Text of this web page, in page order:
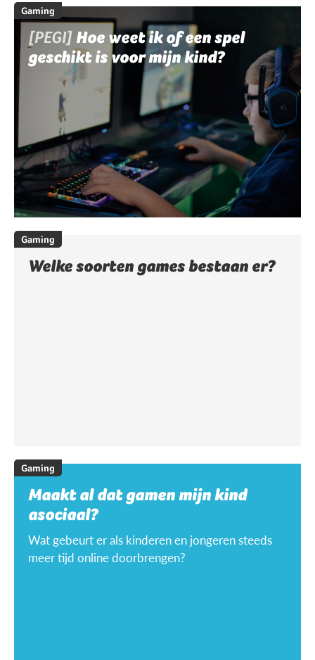
Gaming
[PEGI] Hoe weet ik of een spel
geschikt is voor mijn kind?
Gaming
Welke soorten games bestaan er?
Gaming
Maakt al dat gamen mijn kind
asociaal?
Wat gebeurt er als kinderen en jongeren steeds
meer tijd online doorbrengen?